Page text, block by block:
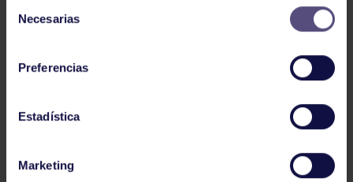
Necesarias
Preferencias
Estadística
Marketing
XILA SOLIS RODRIGUEZ
AIDA GARCIA FERNANDEZ